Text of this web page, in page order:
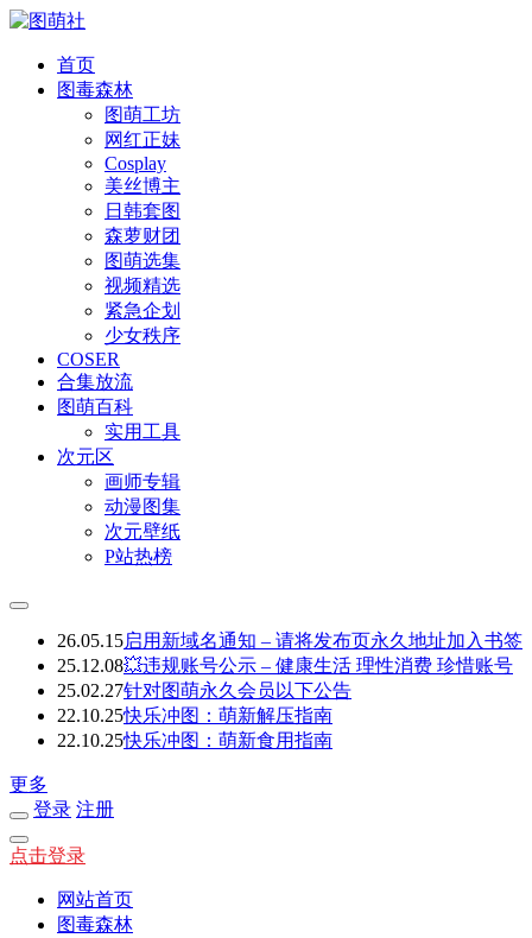
首页
图毒森林
图萌工坊
网红正妹
Cosplay
美丝博主
日韩套图
森萝财团
图萌选集
视频精选
紧急企划
少女秩序
COSER
合集放流
图萌百科
实用工具
次元区
画师专辑
动漫图集
次元壁纸
P站热榜
26.05.15启用新域名通知 – 请将发布页永久地址加入书签
25.12.08💥违规账号公示 – 健康生活 理性消费 珍惜账号
25.02.27针对图萌永久会员以下公告
22.10.25快乐冲图：萌新解压指南
22.10.25快乐冲图：萌新食用指南
更多
登录 注册
点击登录
网站首页
图毒森林